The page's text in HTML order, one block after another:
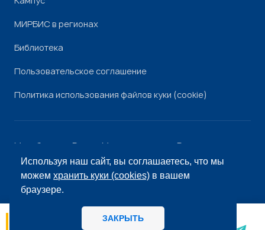
Используя наш сайт, вы соглашаетесь, что мы
можемхранить куки (cookies) в вашем
браузере.
ЗАКРЫТЬ
МИРБИС в регионах
Библиотека
Пользовательское соглашение
Политика использования файлов куки (cookie)
Минобрнауки России Минпросвещения России
РоскомнадзорРособрнадзор
© «МИРБИС», 2026